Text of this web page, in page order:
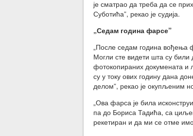
је сматрао да треба да се
Суботића”, рекао је судија.
„Седам година фарсе”
„После седам година вођења
Могли сте видети шта су
фотокопираних докумената и
су у току ових годину дана
делом”, рекао је окупљеним
„Ова фарса је била
па до Бориса Тадића, са
рекетиран и да ми се отме